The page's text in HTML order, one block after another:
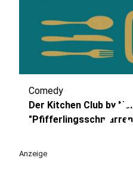
Comedy
Der Kitchen Club by
Anzeige